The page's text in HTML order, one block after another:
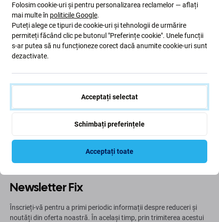
Trecând pe verde
Ne îmbunătățim constant amprenta de carbon pentru a
ne adaptăm procesele pentru a ne reduce amprenta.
Newsletter Fix
Înscrieți-vă pentru a primi periodic informații despre reduceri și
noutăți din oferta noastră. În același timp, prin trimiterea acestui
Folosim cookie-uri și pentru personalizarea reclamelor — aflați
mai multe în politicile Google.
Puteți alege ce tipuri de cookie-uri și tehnologii de urmărire
permiteți făcând clic pe butonul "Preferințe cookie". Unele funcții
s-ar putea să nu funcționeze corect dacă anumite cookie-uri sunt
dezactivate.
Acceptați selectat
Schimbați preferințele
Acceptați toate